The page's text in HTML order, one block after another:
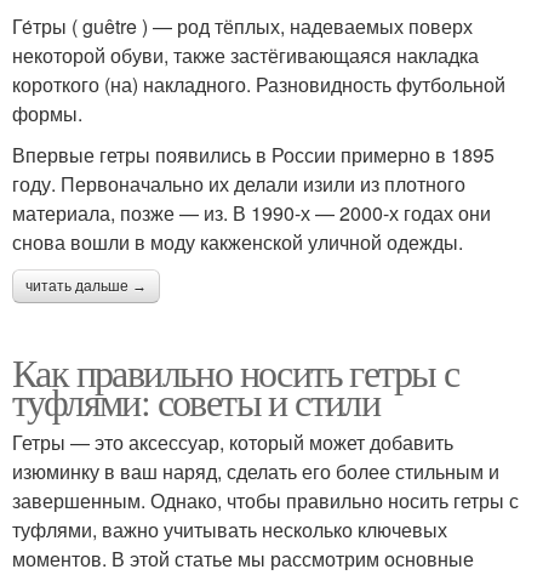
Ге́тры ( guêtre ) — род тёплых, надеваемых поверх
некоторой обуви, также застёгивающаяся накладка
короткого (на) накладного. Разновидность футбольной
формы.
Впервые гетры появились в России примерно в 1895
году. Первоначально их делали изили из плотного
материала, позже — из. В 1990-х — 2000-х годах они
снова вошли в моду какженской уличной одежды.
читать дальше →
Как правильно носить гетры с
туфлями: советы и стили
Гетры — это аксессуар, который может добавить
изюминку в ваш наряд, сделать его более стильным и
завершенным. Однако, чтобы правильно носить гетры с
туфлями, важно учитывать несколько ключевых
моментов. В этой статье мы рассмотрим основные